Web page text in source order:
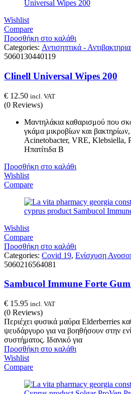
Wishlist
Compare
Προσθήκη στο καλάθι
Categories: Αντισηπτικά -
5060130440119
Clinell Universal Wipes 200
€ 12.50 incl. VAT
(0 Reviews)
Μαντηλάκια καθαρισμού που
γκάμα μικροβίων και
Acinetobacter, VRE, Klebsiella,
Ηπατίτιδα Β
Προσθήκη στο καλάθι
Wishlist
Compare
Wishlist
Compare
Προσθήκη στο καλάθι
Categories: Covid 19, Ενίσχυση
5060216564081
Sambucol Immune Forte
€ 15.95 incl. VAT
(0 Reviews)
Περιέχει φυσικά μαύρα Elderberries
ψευδάργυρο για να βοηθήσουν στην
συστήματος. Ιδανικό για
Προσθήκη στο καλάθι
Wishlist
Compare